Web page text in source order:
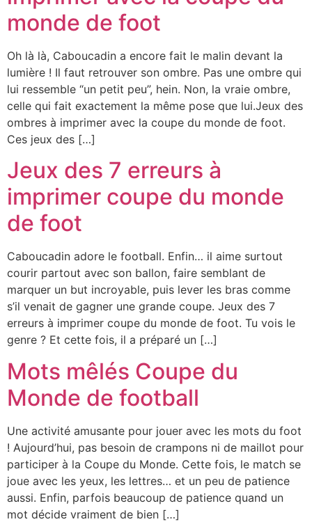
monde de foot
Oh là là, Caboucadin a encore fait le malin devant la
lumière ! Il faut retrouver son ombre. Pas une ombre qui
lui ressemble “un petit peu”, hein. Non, la vraie ombre,
celle qui fait exactement la même pose que lui.Jeux des
ombres à imprimer avec la coupe du monde de foot.
Ces jeux des […]
Jeux des 7 erreurs à
imprimer coupe du monde
de foot
Caboucadin adore le football. Enfin… il aime surtout
courir partout avec son ballon, faire semblant de
marquer un but incroyable, puis lever les bras comme
s’il venait de gagner une grande coupe. Jeux des 7
erreurs à imprimer coupe du monde de foot. Tu vois le
genre ? Et cette fois, il a préparé un […]
Mots mêlés Coupe du
Monde de football
Une activité amusante pour jouer avec les mots du foot
! Aujourd’hui, pas besoin de crampons ni de maillot pour
participer à la Coupe du Monde. Cette fois, le match se
joue avec les yeux, les lettres… et un peu de patience
aussi. Enfin, parfois beaucoup de patience quand un
mot décide vraiment de bien […]